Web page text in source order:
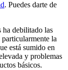
. Puedes darte de
ha debilitado las
la
está sumido en
y problemas
básicos.